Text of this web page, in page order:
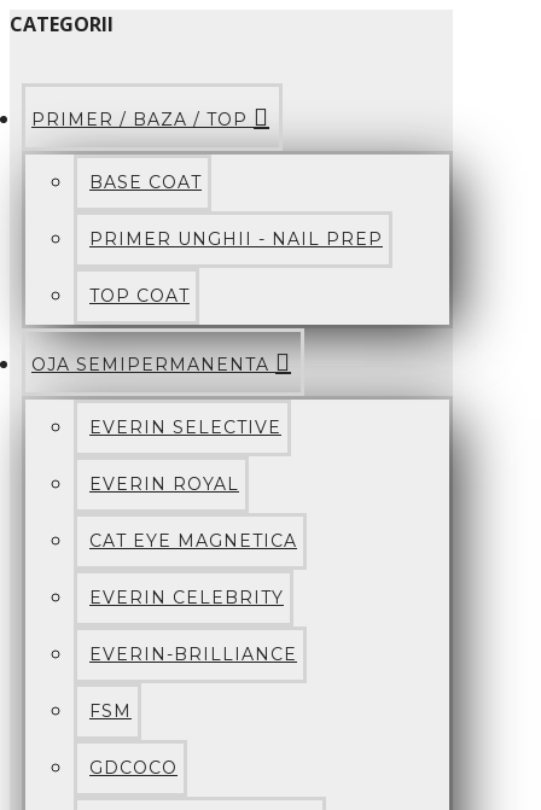
CATEGORII
PRIMER / BAZA / TOP
BASE COAT
PRIMER UNGHII - NAIL PREP
TOP COAT
OJA SEMIPERMANENTA
EVERIN SELECTIVE
EVERIN ROYAL
CAT EYE MAGNETICA
EVERIN CELEBRITY
EVERIN-BRILLIANCE
FSM
GDCOCO